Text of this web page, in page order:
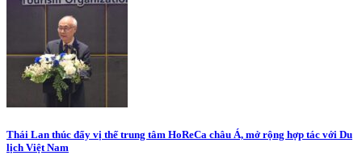
Thái Lan thúc đẩy vị thế trung tâm HoReCa châu Á, mở rộng hợp tác với Du
lịch Việt Nam